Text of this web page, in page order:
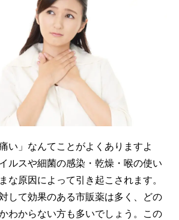
い」なんてことがよくありますよ
ルスや細菌の感染・乾燥・喉の使い
な原因によって引き起こされます。
して効果のある市販薬は多く、どの
わからない方も多いでしょう。この